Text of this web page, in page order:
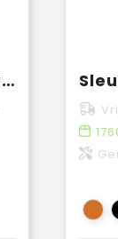
Vancouver polyester rugzak 23L